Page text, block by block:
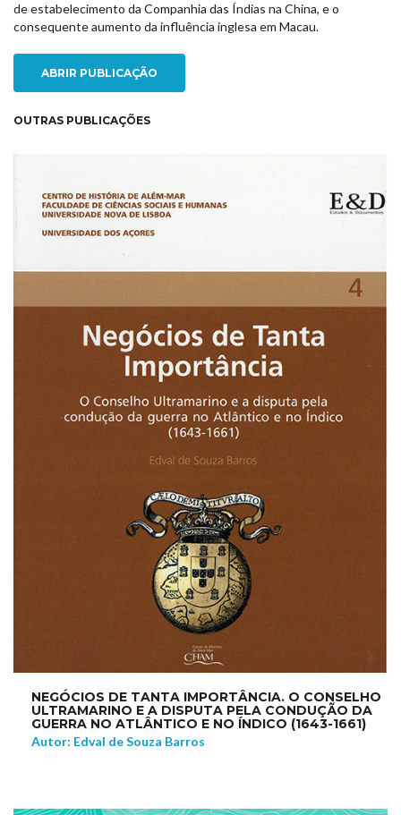
de estabelecimento da Companhia das Índias na China, e o
consequente aumento da influência inglesa em Macau.
ABRIR PUBLICAÇÃO
OUTRAS PUBLICAÇÕES
NEGÓCIOS DE TANTA IMPORTÂNCIA. O CONSELHO
ULTRAMARINO E A DISPUTA PELA CONDUÇÃO DA
GUERRA NO ATLÂNTICO E NO ÍNDICO (1643-1661)
Autor: Edval de Souza Barros